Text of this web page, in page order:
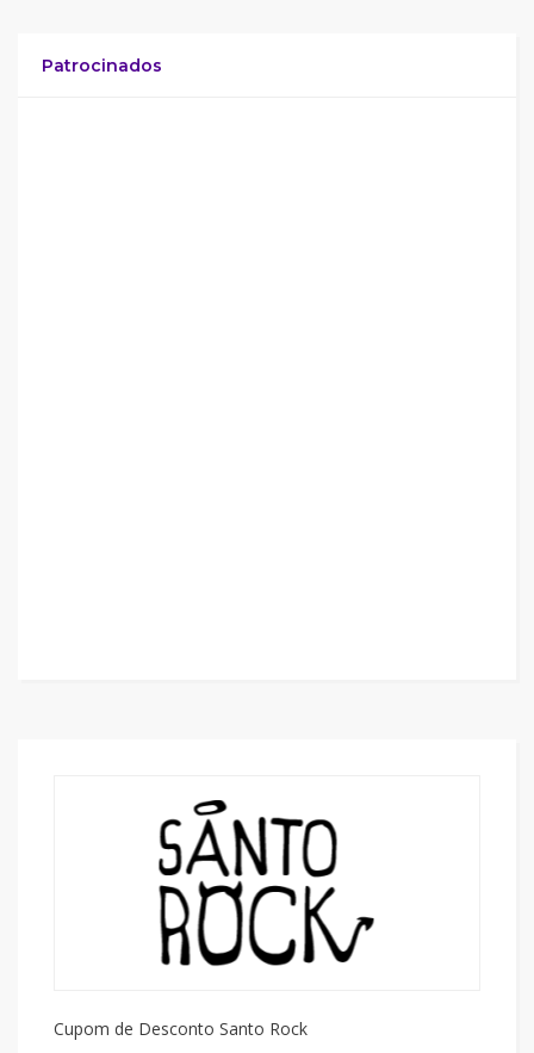
Patrocinados
Cupom de Desconto Santo Rock